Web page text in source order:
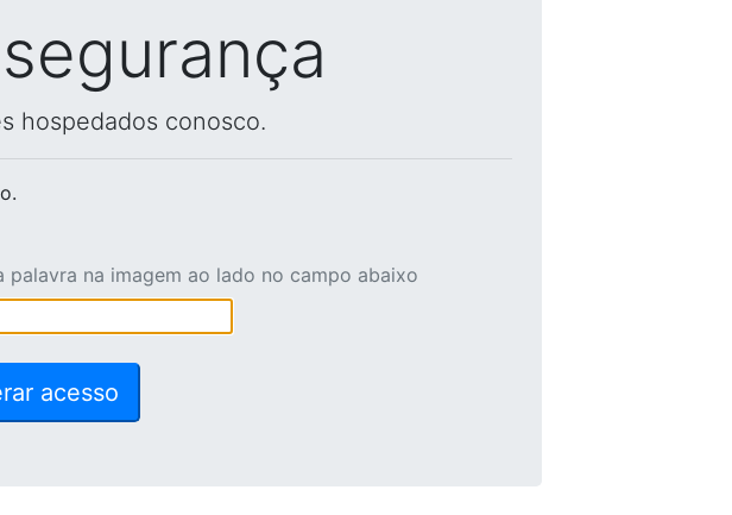
hospedados conosco.
palavra na imagem ao lado no campo abaixo